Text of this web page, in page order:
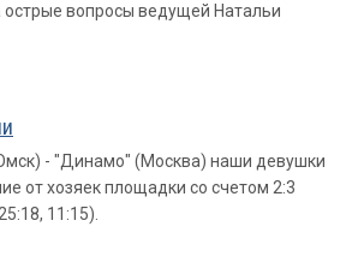
острые вопросы ведущей Натальи
- "Динамо" (Москва) наши девушки
от хозяек площадки со счетом 2:3
11:15).